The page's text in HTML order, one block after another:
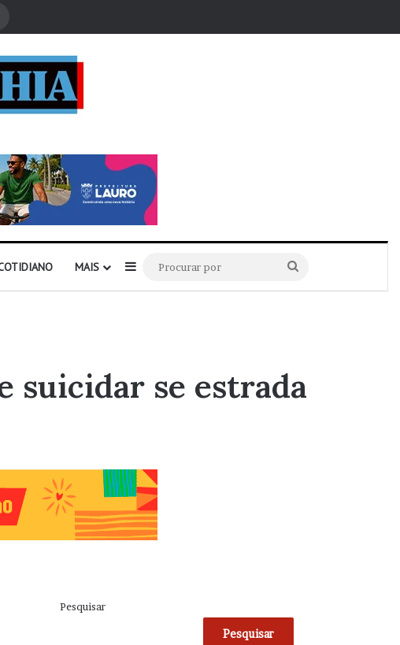
MAIS Barra Lateral
por
suicidar se estrada
Pesquisar
Pesquisar